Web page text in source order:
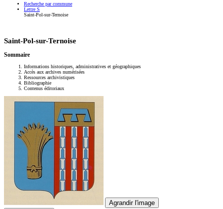
Recherche par commune
Lettre S
Saint-Pol-sur-Ternoise
Saint-Pol-sur-Ternoise
Sommaire
Informations historiques, administratives et géographiques
Accès aux archives numérisées
Ressources archivistiques
Bibliographie
Contenus éditoriaux
Agrandir l'image